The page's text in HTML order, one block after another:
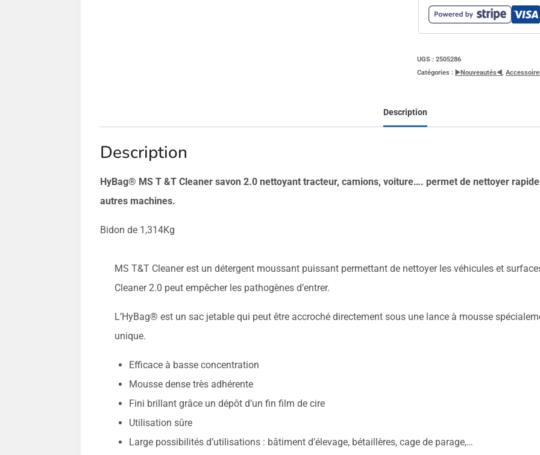
nettoyant
tracteur,
camion,
voiture
UGS :2505286
Catégories : ▶️Nouveautés◀️ ,
Description
Description
HyBag® MS T &T Cleaner savon 2.0 nettoyant tracteur, camions, voiture…. permet de nettoyer
autres machines.
Bidon de 1,314Kg
MS T&T Cleaner est un détergent moussant puissant permettant de nettoyer les véhicules et
Cleaner 2.0 peut empêcher les pathogènes d’entrer.
L’HyBag® est un sac jetable qui peut être accroché directement sous une lance à mousse
unique.
Efficace à basse concentration
Mousse dense très adhérente
Fini brillant grâce un dépôt d’un fin film de cire
Utilisation sûre
Large possibilités d’utilisations : bâtiment d’élevage, bétaillères, cage de parage,…